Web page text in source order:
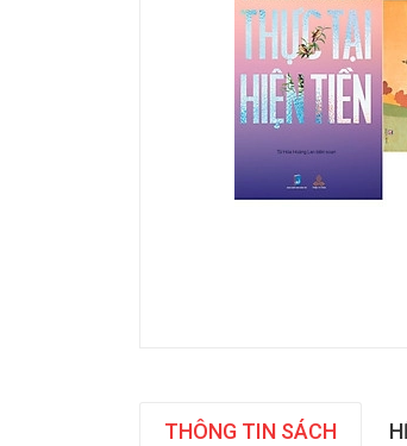
THÔNG TIN SÁCH